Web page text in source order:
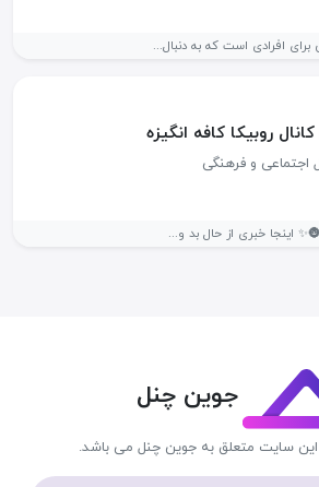
افرادی است که به دنبال...
کانال روبیکا کافه انگیزه
اجتماعی و فرهنگی
اینجا خبری از حال بد و...
جوین چنل
سایت متعلق به جوین چنل می باشد.